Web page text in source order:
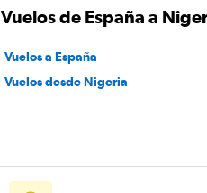
Vuelos de España a
Vuelos a España
Vuelos desde Nigeria